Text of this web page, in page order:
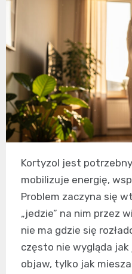
Kortyzol jest
mobilizuje energię,
Problem zaczyna się
„jedzie” na nim przez
nie ma gdzie się
często nie wygląda
objaw, tylko jak